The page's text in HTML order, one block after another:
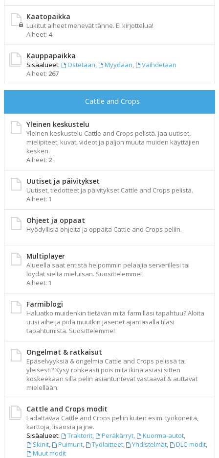
Kaatopaikka
Lukitut aiheet menevät tänne. Ei kirjottelua!
Aiheet: 4
Kauppapaikka
Sisäalueet: Ostetaan, Myydään,
Vaihdetaan
Aiheet: 267
Cattle and Crops
Yleinen keskustelu
Yleinen keskustelu Cattle and Crops pelistä. Jaa uutiset,
mielipiteet, kuvat, videot ja paljon muuta muiden käyttäjien
kesken.
Aiheet: 2
Uutiset ja päivitykset
Uutiset, tiedotteet ja päivitykset Cattle and Crops pelistä.
Aiheet: 1
Ohjeet ja oppaat
Hyödyllisiä ohjeita ja oppaita Cattle and Crops peliin.
Multiplayer
Alueella saat entistä helpommin pelaajia serverillesi tai
löydät sieltä mieluisan. Suosittelemme!
Aiheet: 1
Farmiblogi
Haluatko muidenkin tietävän mitä farmillasi tapahtuu? Aloita
uusi aihe ja pidä muutkin jäsenet ajantasalla tilasi
tapahtumista. Suosittelemme!
Ongelmat & ratkaisut
Epäselvyyksiä & ongelmia Cattle and Crops pelissä tai
yleisesti? Kysy rohkeasti pois mitä ikinä asiasi sitten
koskeekaan sillä pelin asiantuntevat vastaavat & auttavat
mielellään.
Cattle and Crops modit
Ladattavaa Cattle and Crops peliin kuten esim. työkoneita,
karttoja, lisäosia ja jne.
Sisäalueet:
Traktorit, Peräkärryt, Kuorma-autot,
Skinit, Puimurit, Työlaitteet, Yhdistelmät, DLC-modit,
Muut modit